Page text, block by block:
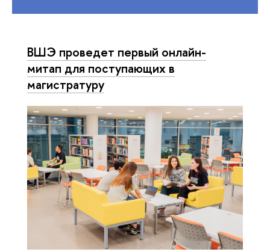
ВШЭ проведет первый онлайн-
митап для поступающих в
магистратуру